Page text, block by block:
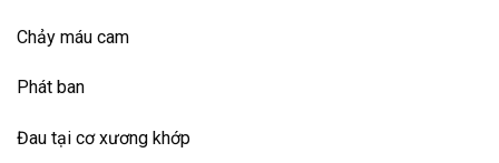
Chảy máu cam
Phát ban
Đau tại cơ xương khớp